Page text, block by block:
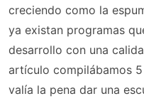
creciendo como la
ya existan programas
desarrollo con una
artículo compilábamos
valía la pena dar una